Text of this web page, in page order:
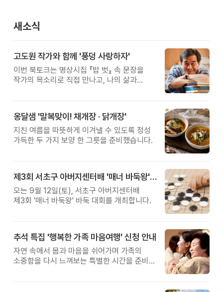
새소식
고도원 작가와 함께 '풍덩 사랑하자'
이번 북토크는 명상시집 『밥 벗』 속 문장을
작가의 목소리로 직접 만나고, 나의 삶과
옹달샘 '말복맞이! 채개장 · 닭개장'
지친 여름을 따뜻하게 이겨낼 수 있도록 정성
가득한 두 가지 보양 한 그릇을 준비했습니다.
제3회 서초구 아버지센터배 '매너 바둑왕' 대회
오는 9월 12일(토), 서초구 아버지센터배
제3회 '매너 바둑왕' 바둑 대회를 개최합니다.
추석 특집 '행복한 가족 마음여행' 신청 안내
자연 속에서 몸과 마음을 쉬어가며 가족의
소중함을 다시 느껴보는 특별한 시간을 준비해